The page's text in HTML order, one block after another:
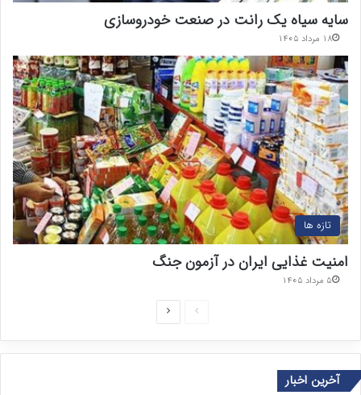
سایه سیاه یک رانت در صنعت خودروسازی
۱۸ مرداد ۱۴۰۵
تازه ها
امنیت غذایی ایران در آزمون جنگ
۵ مرداد ۱۴۰۵
ح
ح
آخرین اخبار